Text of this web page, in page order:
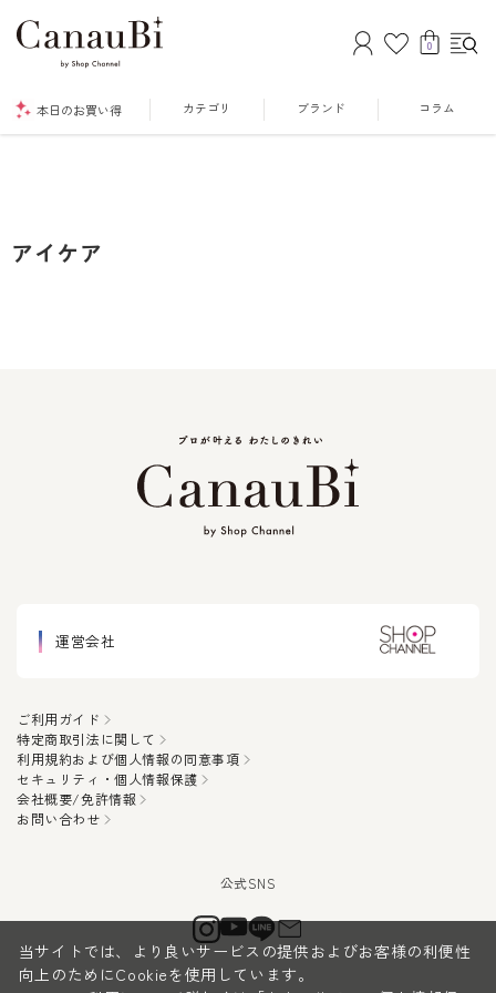
0
本日のお買い得 カテゴリ ブランド コラム
アイケア
運営会社
ご利用ガイド
特定商取引法に関して
利用規約および個人情報の同意事項
セキュリティ・個人情報保護
会社概要/免許情報
お問い合わせ
当サイトでは、より良いサービスの提供およびお客様の利便性
向上のためにCookieを使用しています。